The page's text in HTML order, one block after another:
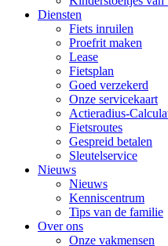
Diensten
Fiets inruilen
Proefrit maken
Lease
Fietsplan
Goed verzekerd
Onze servicekaart
Actieradius-
Fietsroutes
Gespreid betalen
Sleutelservice
Nieuws
Nieuws
Kenniscentrum
Tips van de familie
Over ons
Onze vakmensen